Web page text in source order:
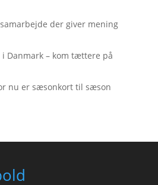
der giver mening
Danmark – kom tættere på
nu er sæsonkort til sæson